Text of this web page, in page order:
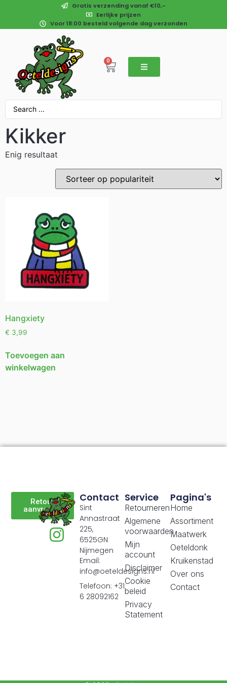
Gratis verzending vanaf €10,-
Eerlijke prijzen
Voor 18:00 besteld volgende dag verzonden
0
Kikker
Enig resultaat
Hangxiety
€ 3,99
Toevoegen aan
winkelwagen
Retour
aanvragen
Pagina's
Home
Assortiment
Maatwerk
Oeteldonk
Kruikenstad
Over ons
Contact
Service
Retourneren
Algemene
voorwaarden
Mijn
account
Disclaimer
Cookie
beleid
Privacy
Statement
Contact
Sint
Annastraat
225,
6525GN
Nijmegen
Email:
info@oeteldesigns.nl
Telefoon: +31
6 28092162